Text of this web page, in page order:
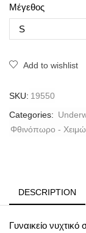
Μέγεθος
Add to wishlist
SKU: 19550
Categories:
Φθινόπωρο -
DESCRIPTION
Γυναικείο